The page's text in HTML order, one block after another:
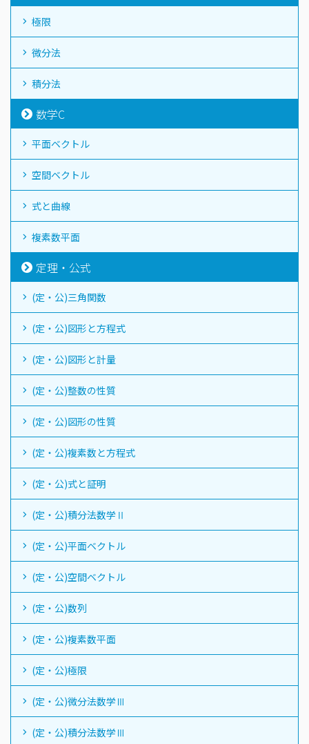
極限
微分法
積分法
数学C
平面ベクトル
空間ベクトル
式と曲線
複素数平面
定理・公式
(定・公)三角関数
(定・公)図形と方程式
(定・公)図形と計量
(定・公)整数の性質
(定・公)図形の性質
(定・公)複素数と方程式
(定・公)式と証明
(定・公)積分法数学Ⅱ
(定・公)平面ベクトル
(定・公)空間ベクトル
(定・公)数列
(定・公)複素数平面
(定・公)極限
(定・公)微分法数学Ⅲ
(定・公)積分法数学Ⅲ